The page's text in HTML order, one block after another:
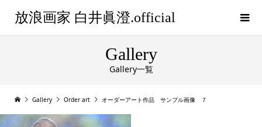
放浪画家 白井眞澄.official
Gallery
Gallery一覧
Gallery Order art オーダーアート作品 サンプル画像 ７